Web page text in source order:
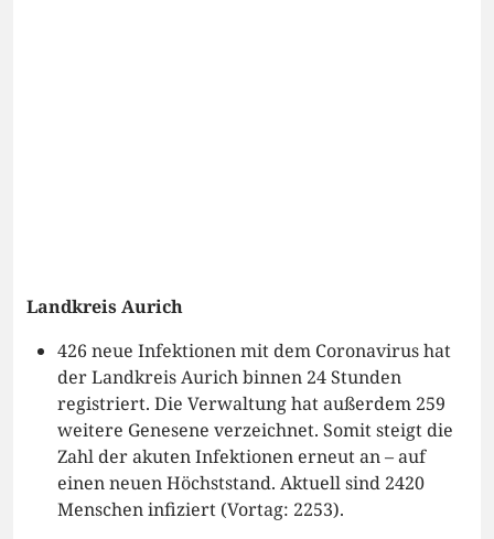
Landkreis Aurich
426 neue Infektionen mit dem Coronavirus hat
der Landkreis Aurich binnen 24 Stunden
registriert. Die Verwaltung hat außerdem 259
weitere Genesene verzeichnet. Somit steigt die
Zahl der akuten Infektionen erneut an – auf
einen neuen Höchststand. Aktuell sind 2420
Menschen infiziert (Vortag: 2253).